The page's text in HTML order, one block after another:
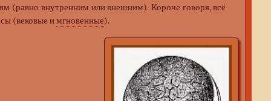
(равно внутренним или внешним). Короче говоря, всё
(вековые имгновенные).